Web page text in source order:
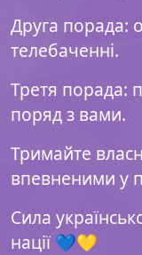
Друга порада:
телебаченні.
Третя порада:
поряд з вами.
Тримайте
впевненими у
Сила
нації 💙💛